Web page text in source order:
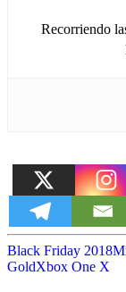
Recorriendo
Black Friday 2018
GoldXbox One X